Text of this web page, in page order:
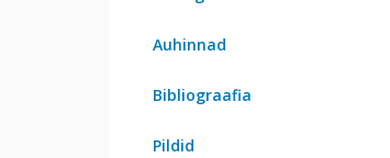
Auhinnad
Bibliograafia
Pildid